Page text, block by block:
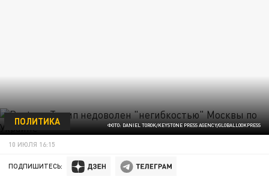
ФОТО: DANIEL TOROK/KEYSTONE PRESS AGENCY/GLOBALLOOKPRESS
ПОЛИТИКА
10 ИЮЛЯ 16:15
ПОДПИШИТЕСЬ: